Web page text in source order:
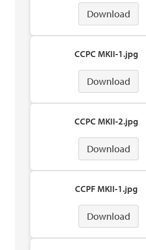
Download
CCPC MKII-1.jpg
Download
CCPC MKII-2.jpg
Download
CCPF MKII-1.jpg
Download